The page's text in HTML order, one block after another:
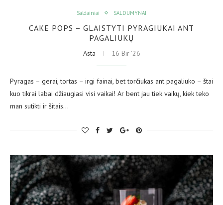
Saldainiai SALDUMYNAI
CAKE POPS – GLAISTYTI PYRAGIUKAI ANT
PAGALIUKŲ
Asta 16 Bir ’26
Pyragas – gerai, tortas – irgi fainai, bet torčiukas ant pagaliuko – štai
kuo tikrai labai džiaugiasi visi vaikai! Ar bent jau tiek vaikų, kiek teko
man sutikti ir šitais…